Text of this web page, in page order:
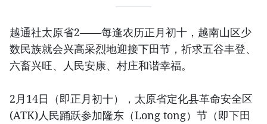
越通社太原省2——每逢农历正月初十，越南山区少
数民族就会兴高采烈地迎接下田节，祈求五谷丰登、
六畜兴旺、人民安康、村庄和谐幸福。
2月14日（即正月初十），太原省定化县革命安全区
(ATK)人民踊跃参加隆东（Long tong）节（即下田